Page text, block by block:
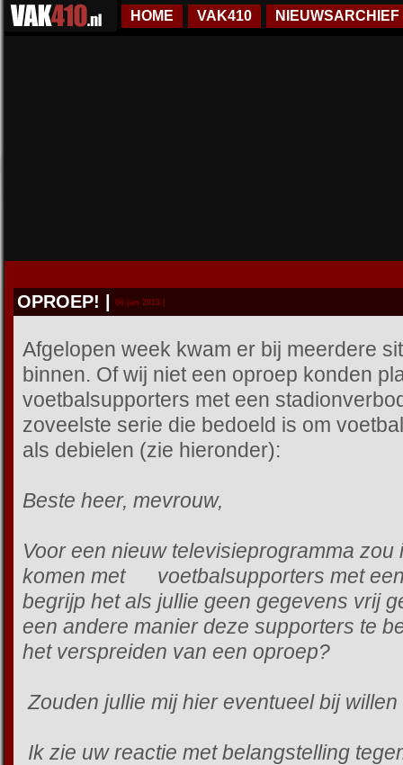
HOME VAK410 NIEUWSARCHIEF
OPROEP! 06 jan 2013 |
Afgelopen week kwam er bij meerdere
binnen. Of wij niet een oproep konden
voetbalsupporters met een
zoveelste serie die bedoeld is om
als debielen (zie hieronder):
Beste heer, mevrouw,
Voor een nieuw televisieprogramma zou
komen met voetbalsupporters met
begrijp het als jullie geen gegevens vrij
een andere manier deze supporters te
het verspreiden van een oproep?
Zouden jullie mij hier eventueel bij
Ik zie uw reactie met belangstelling